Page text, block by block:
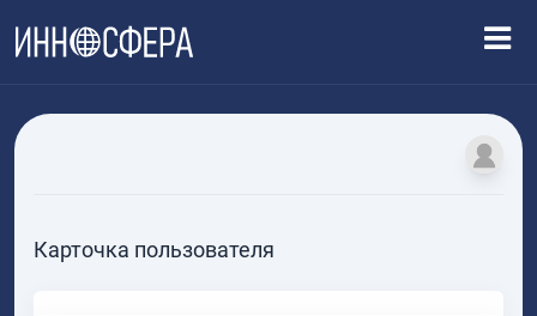
Карточка пользователя